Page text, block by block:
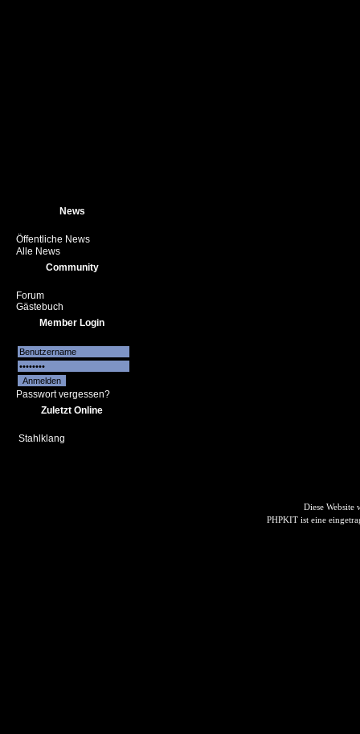
News
Öffentliche News
Alle News
Community
Forum
Gästebuch
Member Login
Passwort vergessen?
Zuletzt Online
Stahlklang
Diese Website
PHPKIT ist eine